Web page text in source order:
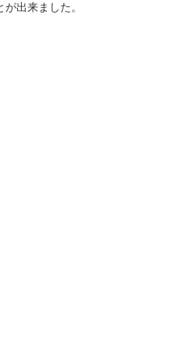
出来ました。